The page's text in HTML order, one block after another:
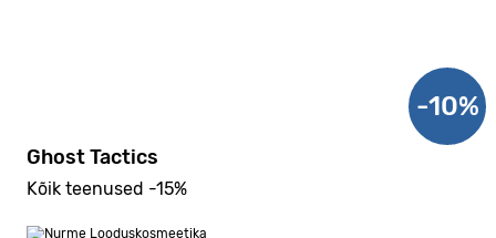
Ghost Tactics
Kõik teenused -15%
-10%